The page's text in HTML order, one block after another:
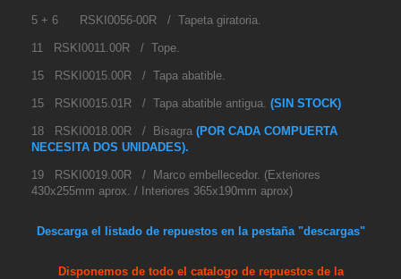
5 + 6 RSKI0056-00R / Tapeta giratoria.
11 RSKI0011.00R / Tope.
15 RSKI0015.00R / Tapa abatible.
15 RSKI0015.01R / Tapa abatible antigua. (SIN STOCK)
18 RSKI0018.00R / Bisagra (POR CADA COMPUERTA
NECESITA DOS UNIDADES).
19 RSKI0019.00R / Marco embellecedor. (Exteriores
430x255mm aprox. / Interiores 365x190mm aprox)
Descarga el listado de repuestos en la pestaña "descargas"
Disponemos de todo el catalogo de repuestos de la